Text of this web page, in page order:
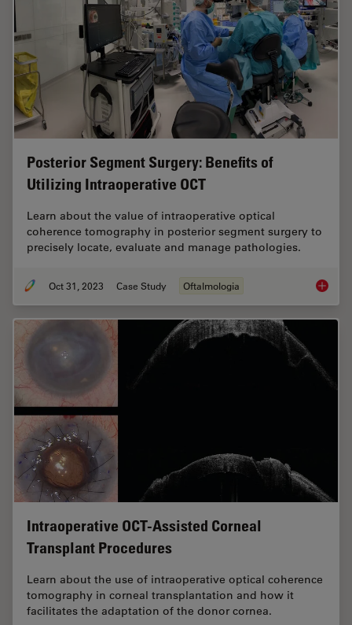
Posterior Segment Surgery: Benefits of
Utilizing Intraoperative OCT
Learn about the value of intraoperative optical
coherence tomography in posterior segment surgery to
precisely locate, evaluate and manage pathologies.
Oct 31, 2023 Case Study Oftalmologia
Intraoperative OCT-Assisted Corneal
Transplant Procedures
Learn about the use of intraoperative optical coherence
tomography in corneal transplantation and how it
facilitates the adaptation of the donor cornea.